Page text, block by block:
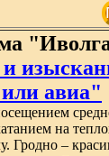
авиа"
на
Гродно –